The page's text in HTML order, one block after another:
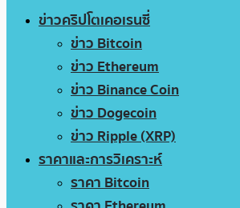
ข่าวคริปโตเคอเรนซี่
ข่าว Bitcoin
ข่าว Ethereum
ข่าว Binance Coin
ข่าว Dogecoin
ข่าว Ripple (XRP)
ราคาและการวิเคราะห์
ราคา Bitcoin